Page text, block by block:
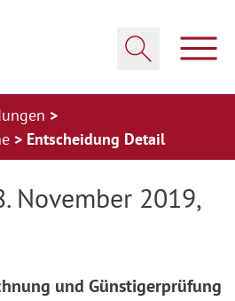
Entscheidung Detail
November 2019,
und Günstigerprüfung